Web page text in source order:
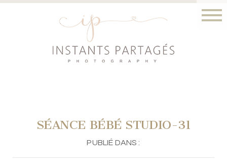
SÉANCE BÉBÉ STUDIO-31
PUBLIÉ DANS :